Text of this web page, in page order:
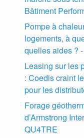
Bâtiment
Pompe à
logements, à
quelles aides ?
Leasing sur les
: Coedis craint
pour les
Forage
d’Armstrong
QU4TRE